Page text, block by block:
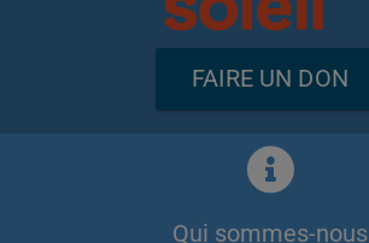
FAIRE UN DON
Qui sommes-nous